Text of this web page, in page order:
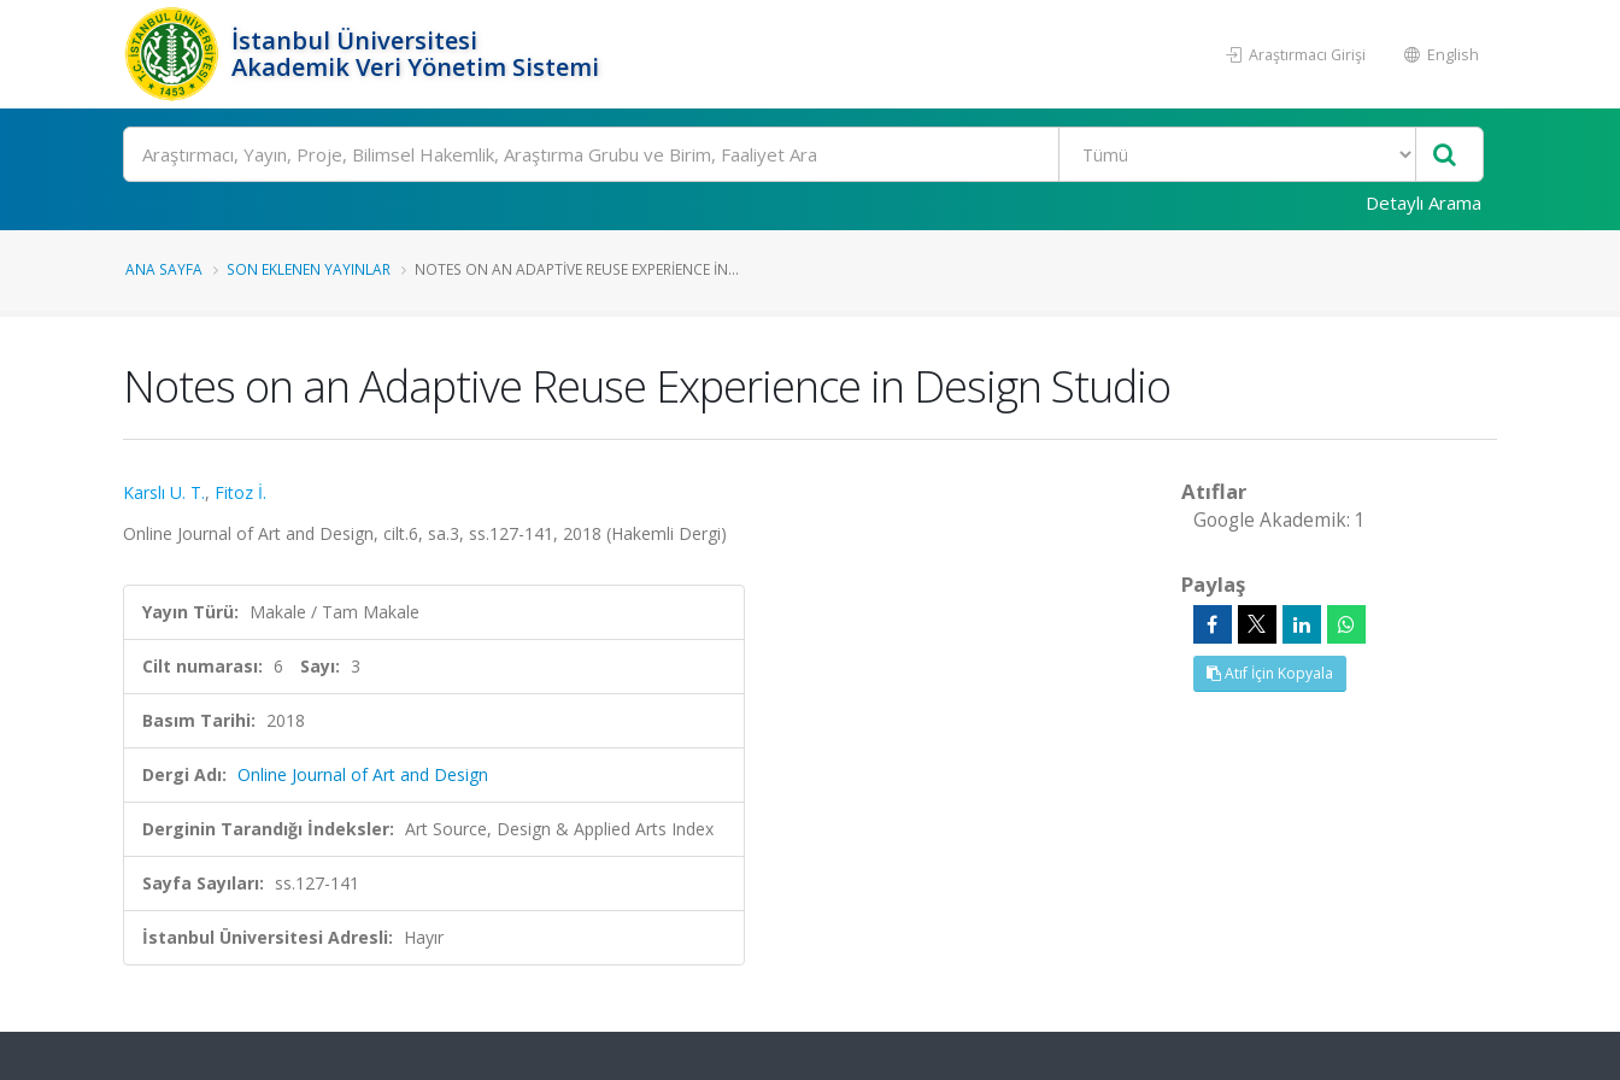
İstanbul Üniversitesi
Akademik Veri Yönetim Sistemi
Araştırmacı Girişi English
Ara
Detaylı Arama
ANA SAYFA SON EKLENEN YAYINLAR NOTES ON AN ADAPTIVE REUSE EXPERIENCE IN...
Notes on an Adaptive Reuse Experience in Design Studio
Karslı U. T., Fitoz İ.
Online Journal of Art and Design, cilt.6, sa.3, ss.127-141, 2018 (Hakemli Dergi)
Yayın Türü: Makale / Tam Makale
Cilt numarası: 6 Sayı: 3
Basım Tarihi: 2018
Dergi Adı: Online Journal of Art and Design
Derginin Tarandığı İndeksler: Art Source, Design & Applied Arts Index
Sayfa Sayıları: ss.127-141
İstanbul Üniversitesi Adresli: Hayır
Atıflar
Google Akademik: 1
Paylaş
Atıf İçin Kopyala